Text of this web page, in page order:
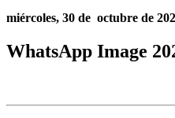
miércoles, 30 de octubre de
WhatsApp Image